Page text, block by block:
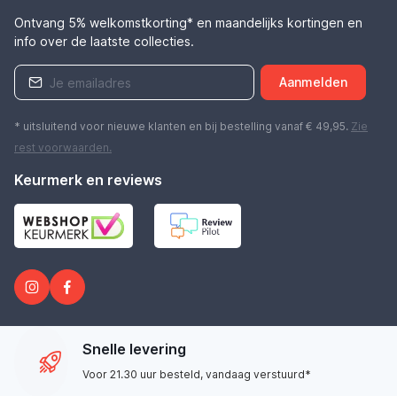
Ontvang 5% welkomstkorting* en maandelijks kortingen en
info over de laatste collecties.
Aanmelden
* uitsluitend voor nieuwe klanten en bij bestelling vanaf € 49,95. Zie
rest voorwaarden.
Keurmerk en reviews
Snelle levering
Voor 21.30 uur besteld, vandaag verstuurd*